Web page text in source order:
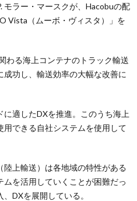
モラー・マースクが、Hacobuの配
Vista（ムーボ・ヴィスタ）」を
わる海上コンテナのトラック輸送
功し、輸送効率の大幅な改善に
適したDXを推進。このうち海上
できる自社システムを使用して
上輸送）は各地域の特性がある
を活用していくことが困難だっ
DXを展開している。